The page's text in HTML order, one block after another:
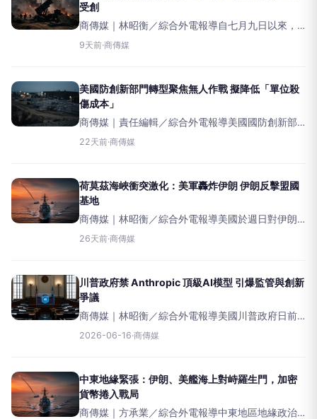
受創
商傳媒｜林昭衡／綜合外電報導自七月九日以來，
伊朗已對中東地區至少九個美國前哨基地發動襲
彈道飛彈，成功癱瘓
9天前·商傳媒
美國防創新部門轉型聚焦無人作戰 擬降低「單位殺
傷成本」
商傳媒｜責任編輯／綜合外電報導美國國防創新部
門（DefenseInnovationUnit,DIU）已獲提升，成為
22天前·商傳媒
荷莫茲海峽衝突激化：美軍轟炸伊朗 伊朗反擊盟國
基地
商傳媒｜林昭衡／綜合外電報導美國於週日對伊朗
境內目標發動新一波攻擊，以回應稍早伊朗在荷莫
引發各界對全球能
26天前·商傳媒
川普政府禁 Anthropic 頂級AI模型 引爆監管與創新
爭議
商傳媒｜林昭衡／綜合外電報導美國川普政府日前
針對人工智慧（AI）公司Anthropic的兩款頂級AI模
2026-06-16·商傳媒
中東地緣緊張：伊朗、美艦海上對峙羅生門，加密
貨幣捲入戰局
商傳媒｜方承業／綜合外電報導中東地區地緣政治